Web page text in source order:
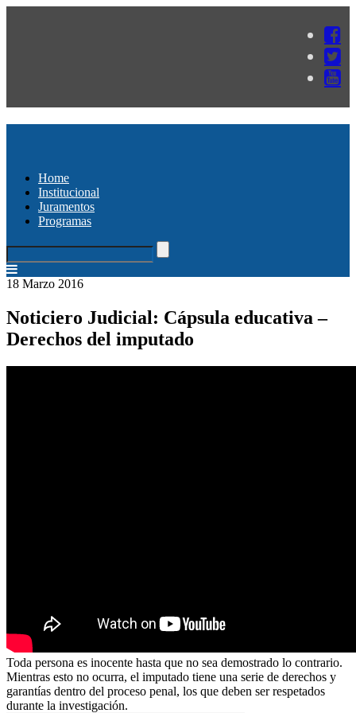
Home
Institucional
Juramentos
Programas
18 Marzo 2016
Noticiero Judicial: Cápsula educativa –
Derechos del imputado
Toda persona es inocente hasta que no sea demostrado lo contrario.
Mientras esto no ocurra, el imputado tiene una serie de derechos y
garantías dentro del proceso penal, los que deben ser respetados
durante la investigación.